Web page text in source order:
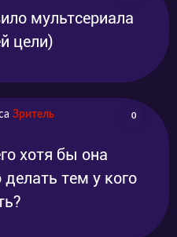
мультсериала
цели)
Зритель
0
хотя бы она
делать тем у кого